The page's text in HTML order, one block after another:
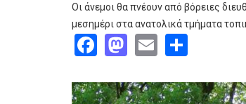
Οι άνεμοι θα πνέουν από βόρειες
μεσημέρι στα ανατολικά τμήματα
Facebook
Mastodon
Email